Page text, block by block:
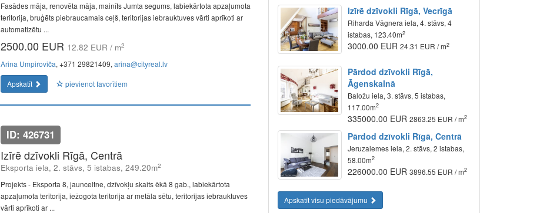
Fasādes māja, renovēta māja, mainīts Jumta segums, labiekārtota apzaļumota
teritorija, bruģēts piebraucamais ceļš, teritorijas iebrauktuves vārti aprīkoti ar
automatizētu ...
2500.00 EUR 12.82 EUR / m2
Arina Umpiroviča, +371 29821409, arina@cityreal.lv
Apskatīt
pievienot favorītiem
ID: 426731
Izīrē dzīvokli Rīgā, Centrā
Eksporta iela, 2. stāvs, 5 istabas, 249.20m2
Projekts - Eksporta 8, jaunceltne, dzīvokļu skaits ēkā 8 gab., labiekārtota
apzaļumota teritorija, iežogota teritorija ar metāla sētu, teritorijas iebrauktuves
vārti aprīkoti ar ...
Izīrē dzīvokli Rīgā, Vecrīgā
Riharda Vāgnera iela, 4. stāvs, 4
istabas, 123.40m2
3000.00 EUR24.31 EUR / m2
Pārdod dzīvokli Rīgā,
Āgenskalnā
Baložu iela, 3. stāvs, 5 istabas,
117.00m2
335000.00 EUR2863.25 EUR / m2
Pārdod dzīvokli Rīgā, Centrā
Jeruzalemes iela, 2. stāvs, 2 istabas,
58.00m2
226000.00 EUR3896.55 EUR / m2
Apskatīt visu piedāvājumu